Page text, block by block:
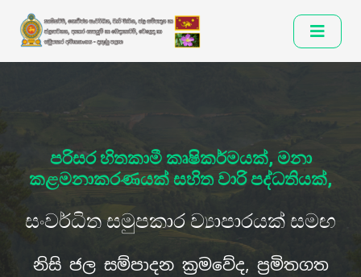
පරිසර හිතකාමී කෘෂිකර්මයක්, මනා
කළමනාකරණයක් සහිත වාරි පද්ධතියක්,
සංවර්ධිත සමුපකාර ව්‍යාපාරයක් සමඟ
නිසි ජල සම්පාදන ක්‍රමවේද, ප්‍රමිතගත
ඔබ සැම ඉතා සාදරයෙන් පිළිගනිමු !
දකුණු පළාත් කෘෂි කර්ම අමාත්‍යාංශය,